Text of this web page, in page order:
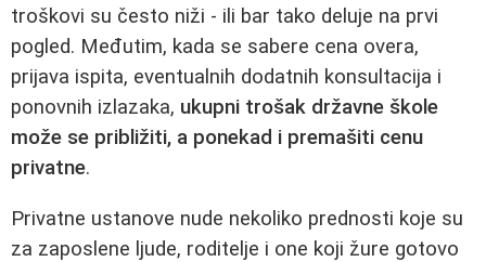
troškovi su često niži - ili bar tako deluje na prvi
pogled. Međutim, kada se sabere cena overa,
prijava ispita, eventualnih dodatnih konsultacija i
ponovnih izlazaka, ukupni trošak državne škole
može se približiti, a ponekad i premašiti cenu
privatne.
Privatne ustanove nude nekoliko prednosti koje su
za zaposlene ljude, roditelje i one koji žure gotovo